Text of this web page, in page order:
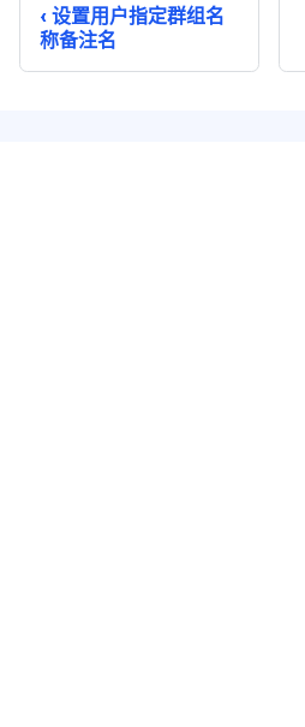
设置用户指定群组名
称备注名